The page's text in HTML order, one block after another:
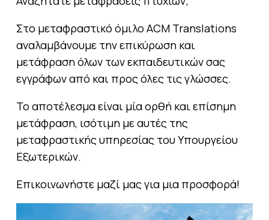
Στο μεταφραστικό όμιλο ACM Translations
αναλαμβάνουμε την επικύρωση και
μετάφραση όλων των εκπαιδευτικών σας
εγγράφων από και προς όλες τις γλώσσες.
Το αποτέλεσμα είναι μία ορθή και επίσημη
μετάφραση, ισότιμη με αυτές της
μεταφραστικής υπηρεσίας του Υπουργείου
Εξωτερικών.
Επικοινωνήστε μαζί μας για μια προσφορά!